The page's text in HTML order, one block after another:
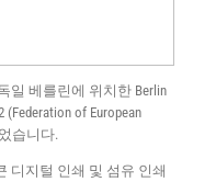
일 베를린에 위치한 Berlin
(Federation of European
습니다.
디지털 인쇄 및 섬유 인쇄